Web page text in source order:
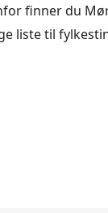
finner du
liste til